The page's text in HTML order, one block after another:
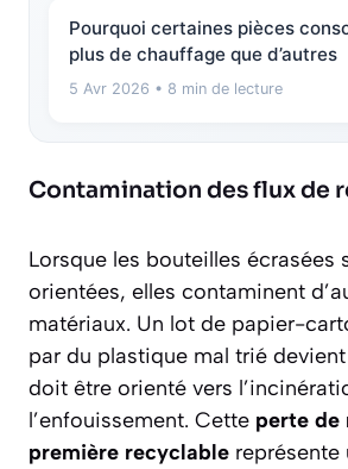
Pourquoi certaines pièces
plus de chauffage que d’autres
5 Avr 2026 • 8 min de lecture
Contamination des flux de
Lorsque les bouteilles écrasées
orientées, elles contaminent
matériaux. Un lot de papier-
par du plastique mal trié
doit être orienté vers
l’enfouissement. Cette perte de
première recyclable représente